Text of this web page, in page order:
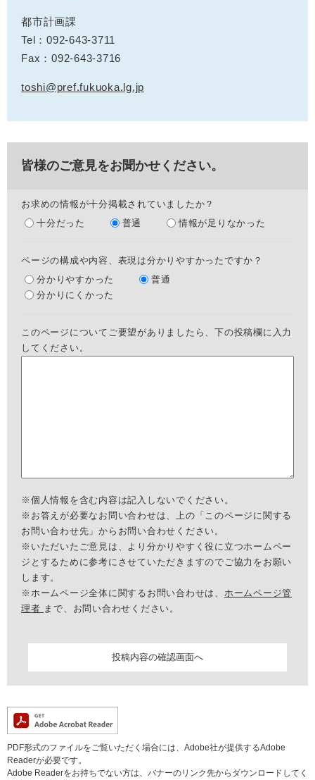
都市計画課
Tel：092-643-3711
Fax：092-643-3716
toshi@pref.fukuoka.lg.jp
皆様のご意見をお聞かせください。
お求めの情報が十分掲載されていましたか？
十分だった
普通 情報が足りなかった
ページの構成や内容、表現は分かりやすかったですか？
分かりやすかった
普通
分かりにくかった
このページについてご要望がありましたら、下の投稿欄に入力
してください。
※個人情報を含む内容は記入しないでください。
※お答えが必要なお問い合わせは、上の「このページに関する
お問い合わせ先」からお問い合わせください。
※いただいたご意見は、より分かりやすく役に立つホームペー
ジとするために参考にさせていただきますのでご協力をお願い
します。
※ホームページ全体に関するお問い合わせは、 ホームページ管
理者 まで、お問い合わせください。
PDF形式のファイルをご覧いただく場合には、Adobe社が提供するAdobe
Readerが必要です。
Adobe Readerをお持ちでない方は、バナーのリンク先からダウンロードしてく